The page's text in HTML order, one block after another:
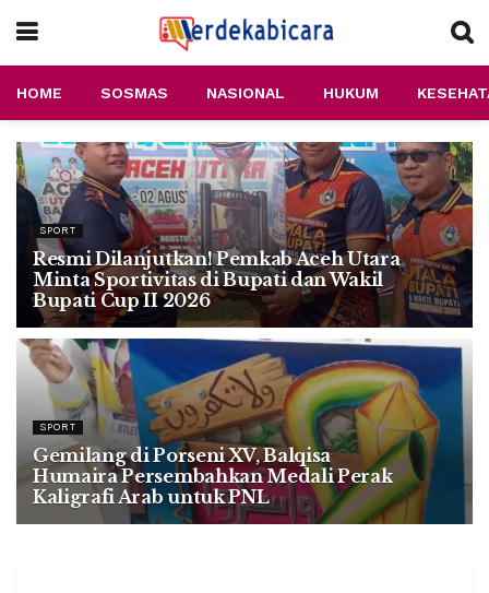
HOME SOSMAS NASIONAL HUKUM
SPORT
Resmi Dilanjutkan! Pemkab Aceh Utara
Minta Sportivitas di Bupati dan Wakil
Bupati Cup II 2026
3 AGUSTUS 2026
SPORT
Gemilang di Porseni XV, Balqisa
Humaira Persembahkan Medali Perak
Kaligrafi Arab untuk PNL